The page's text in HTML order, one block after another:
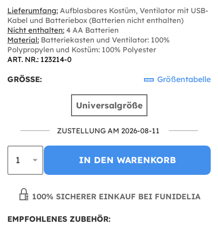
Lieferumfang: Aufblasbares Kostüm, Ventilator mit USB-
Kabel und Batteriebox (Batterien nicht enthalten)
Nicht enthalten: 4 AA Batterien
Material: Batteriekasten und Ventilator: 100%
Polypropylen und Kostüm: 100% Polyester
ART. NR.: 123214-0
GRÖSSE: Größentabelle
Universalgröße
ZUSTELLUNG AM 2026-08-11
IN DEN WARENKORB
100% SICHERER EINKAUF BEI FUNIDELIA
EMPFOHLENES ZUBEHÖR: